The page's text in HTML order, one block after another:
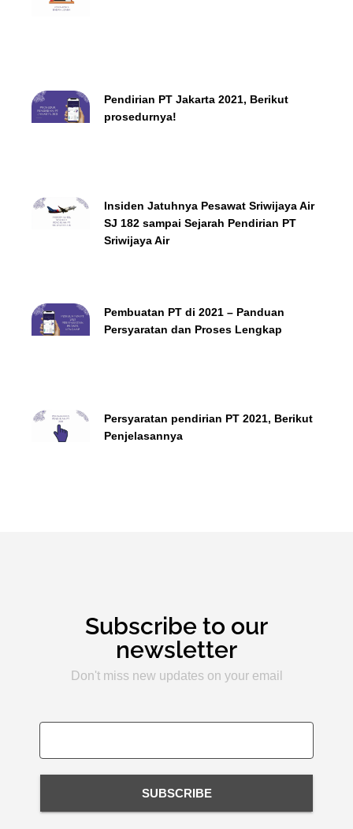
Pendirian PT Jakarta 2021, Berikut
prosedurnya!
Insiden Jatuhnya Pesawat Sriwijaya Air
SJ 182 sampai Sejarah Pendirian PT
Sriwijaya Air
Pembuatan PT di 2021 – Panduan
Persyaratan dan Proses Lengkap
Persyaratan pendirian PT 2021, Berikut
Penjelasannya
Subscribe to our
newsletter
Don't miss new updates on your email
SUBSCRIBE